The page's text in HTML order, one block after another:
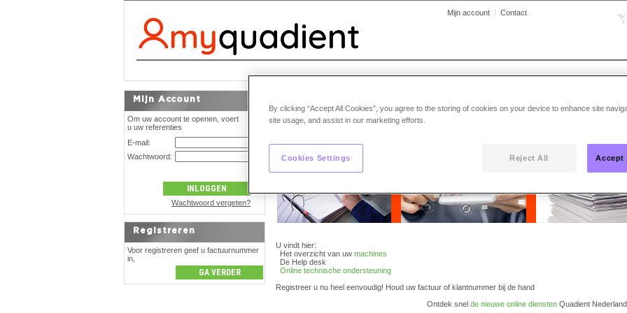
Mijn account Contact
Mijn Account
Om uw account te openen, voert
u uw referenties
E-mail:
Wachtwoord:
Wachtwoord vergeten?
Registreren
Voor registreren geef u factuurnummer
in,
Welkom bij uw persoonlijke financiele
24u24,ga met een enkele klik naar uw persoonlijke omgeving en vind onmiddellijk antwoord op uw vraag.
U vindt hier:
Het overzicht van uw machines
De Help desk
Online technische ondersteuning
Registreer u nu heel eenvoudig! Houd uw factuur of klantnummer bij de hand
Ontdek snelde nieuwe online dienstenQuadient Nederland.
By clicking “Accept All Cookies”, you agree to the storing of cookies on your device to enhance site
site usage, and assist in our marketing efforts.
Cookies Settings Reject All Accept